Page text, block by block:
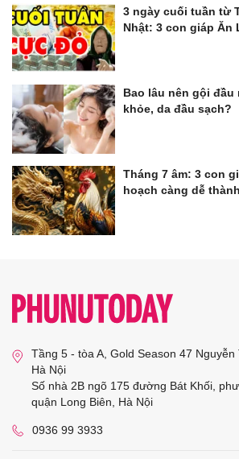
3 ngày cuối tuần từ
Nhật: 3 con giáp Ăn
Bao lâu nên gội đầu
khỏe, da đầu sạch?
Tháng 7 âm: 3 con
hoạch càng dễ
Tầng 5 - tòa A, Gold Season 47 Nguyễn
Hà Nội
Số nhà 2B ngõ 175 đường Bát Khối,
quận Long Biên, Hà Nội
0936 99 3933